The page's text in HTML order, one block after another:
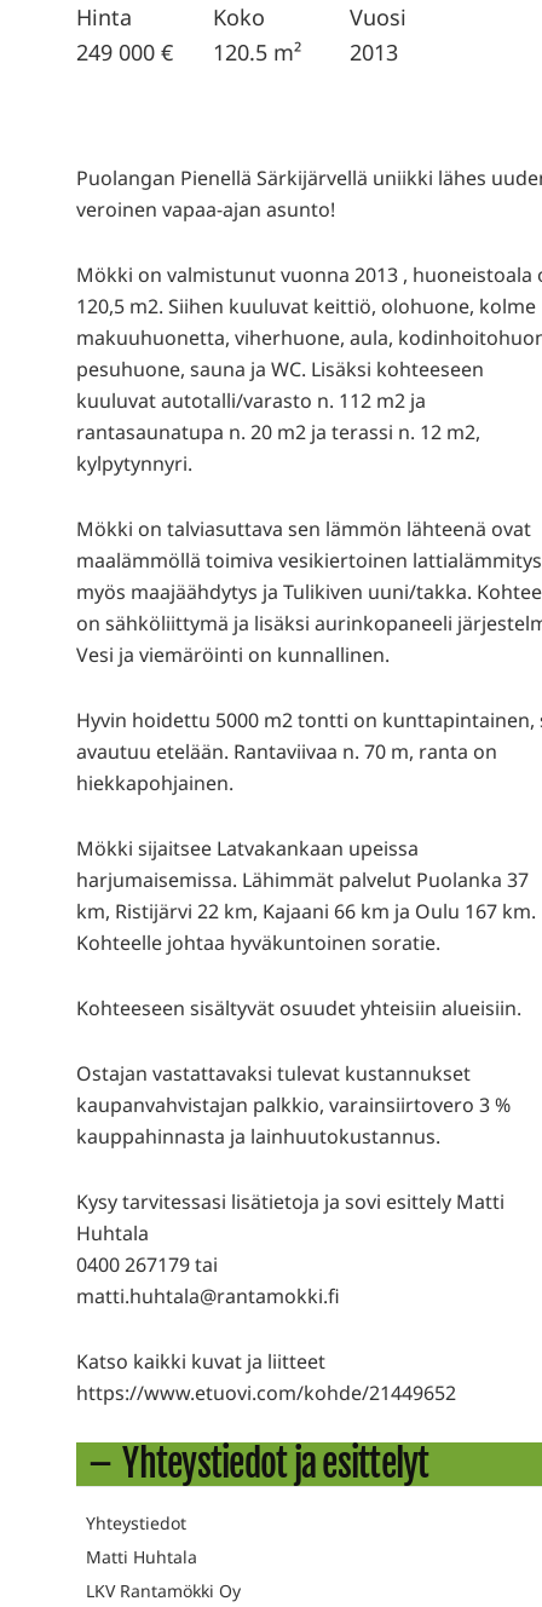
Hinta
249 000 €
Koko
120.5 m²
Vuosi
2013
Puolangan Pienellä Särkijärvellä uniikki lähes
veroinen vapaa-ajan asunto!
Mökki on valmistunut vuonna 2013 , huoneistoala
120,5 m2. Siihen kuuluvat keittiö, olohuone, kolme
makuuhuonetta, viherhuone, aula,
pesuhuone, sauna ja WC. Lisäksi kohteeseen
kuuluvat autotalli/varasto n. 112 m2 ja
rantasaunatupa n. 20 m2 ja terassi n. 12 m2,
kylpytynnyri.
Mökki on talviasuttava sen lämmön lähteenä ovat
maalämmöllä toimiva vesikiertoinen
myös maajäähdytys ja Tulikiven uuni/takka.
on sähköliittymä ja lisäksi aurinkopaneeli
Vesi ja viemäröinti on kunnallinen.
Hyvin hoidettu 5000 m2 tontti on kunttapintainen,
avautuu etelään. Rantaviivaa n. 70 m, ranta on
hiekkapohjainen.
Mökki sijaitsee Latvakankaan upeissa
harjumaisemissa. Lähimmät palvelut Puolanka 37
km, Ristijärvi 22 km, Kajaani 66 km ja Oulu 167 km.
Kohteelle johtaa hyväkuntoinen soratie.
Kohteeseen sisältyvät osuudet yhteisiin alueisiin.
Ostajan vastattavaksi tulevat kustannukset
kaupanvahvistajan palkkio, varainsiirtovero 3 %
kauppahinnasta ja lainhuutokustannus.
Kysy tarvitessasi lisätietoja ja sovi esittely Matti
Huhtala
0400 267179 tai
matti.huhtala@rantamokki.fi
Katso kaikki kuvat ja liitteet
https://www.etuovi.com/kohde/21449652
Yhteystiedot ja esittelyt
Yhteystiedot
Matti Huhtala
LKV Rantamökki Oy